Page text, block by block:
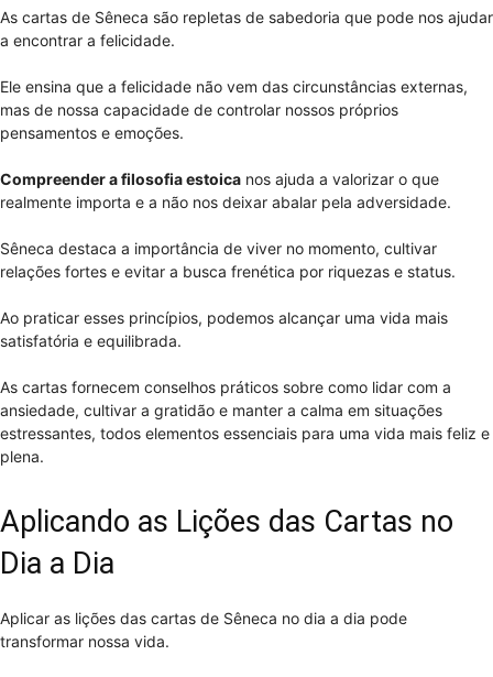
As cartas de Sêneca são repletas de sabedoria que pode nos ajudar
a encontrar a felicidade.
Ele ensina que a felicidade não vem das circunstâncias externas,
mas de nossa capacidade de controlar nossos próprios
pensamentos e emoções.
Compreender a filosofia estoica nos ajuda a valorizar o que
realmente importa e a não nos deixar abalar pela adversidade.
Sêneca destaca a importância de viver no momento, cultivar
relações fortes e evitar a busca frenética por riquezas e status.
Ao praticar esses princípios, podemos alcançar uma vida mais
satisfatória e equilibrada.
As cartas fornecem conselhos práticos sobre como lidar com a
ansiedade, cultivar a gratidão e manter a calma em situações
estressantes, todos elementos essenciais para uma vida mais feliz e
plena.
Aplicando as Lições das Cartas no
Dia a Dia
Aplicar as lições das cartas de Sêneca no dia a dia pode
transformar nossa vida.